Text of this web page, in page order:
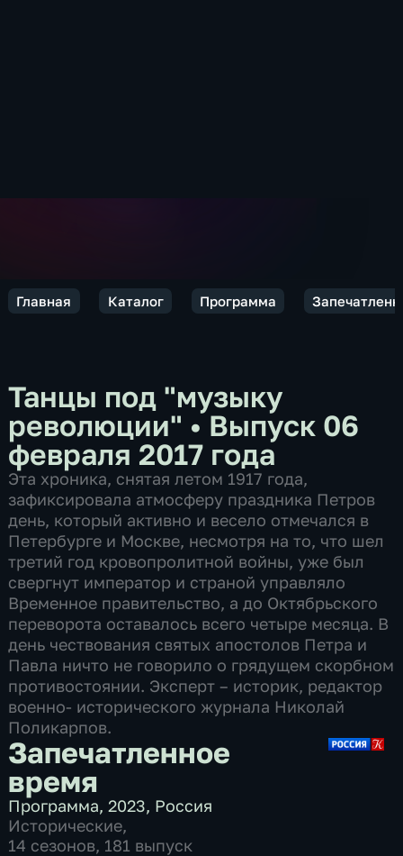
Главная Каталог Программа
Танцы под "музыку
революции" •Выпуск 06
февраля 2017 года
Эта хроника, снятая летом 1917 года,
зафиксировала атмосферу праздника Петров
день, который активно и весело отмечался в
Петербурге и Москве, несмотря на то, что шел
третий год кровопролитной войны, уже был
свергнут император и страной управляло
Временное правительство, а до Октябрьского
переворота оставалось всего четыре месяца. В
день чествования святых апостолов Петра и
Павла ничто не говорило о грядущем скорбном
противостоянии. Эксперт – историк, редактор
военно- исторического журнала Николай
Поликарпов.
Запечатленное
время
Программа,2023, Россия
Исторические,
14 сезонов, 181 выпуск